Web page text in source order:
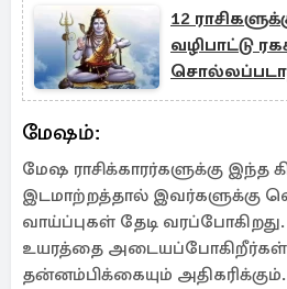
12
வழிபாட்டு
வழிமுறைகள்
மேஷம்:
மேஷ ராசிக்காரர்களுக்கு இந்த
இடமாற்றத்தால் இவர்களுக்கு
வாய்ப்புகள் தேடி
உயரத்தை அடையப்போகிறீர்கள்.
தன்னம்பிக்கையும்